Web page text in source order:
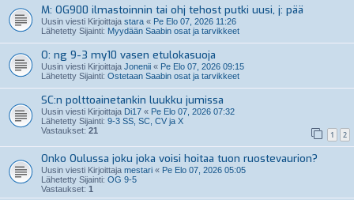
M: OG900 ilmastoinnin tai ohj tehost putki uusi, j: pää
Uusin viesti Kirjoittaja stara « Pe Elo 07, 2026 11:26
Lähetetty Sijainti: Myydään Saabin osat ja tarvikkeet
O: ng 9-3 my10 vasen etulokasuoja
Uusin viesti Kirjoittaja Jonenii « Pe Elo 07, 2026 09:15
Lähetetty Sijainti: Ostetaan Saabin osat ja tarvikkeet
SC:n polttoainetankin luukku jumissa
Uusin viesti Kirjoittaja Di17 « Pe Elo 07, 2026 07:32
Lähetetty Sijainti: 9-3 SS, SC, CV ja X
Vastaukset: 21 1 2
Onko Oulussa joku joka voisi hoitaa tuon ruostevaurion?
Uusin viesti Kirjoittaja mestari « Pe Elo 07, 2026 05:05
Lähetetty Sijainti: OG 9-5
Vastaukset: 1